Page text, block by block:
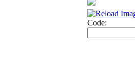
Code: